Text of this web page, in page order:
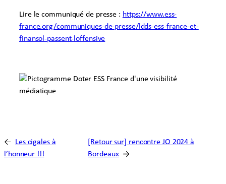
Lire le communiqué de presse : https://www.ess-
france.org/communiques-de-presse/ldds-ess-france-et-
finansol-passent-loffensive
← Les cigales à
l’honneur !!!
[Retour sur] rencontre JO 2024 à
Bordeaux →